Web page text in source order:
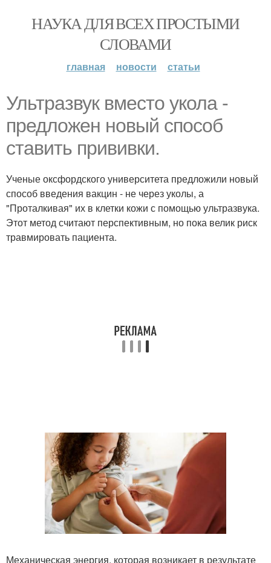
НАУКА ДЛЯ ВСЕХ ПРОСТЫМИ
СЛОВАМИ
главная новости статьи
Ультразвук вместо укола -
предложен новый способ
ставить прививки.
Ученые оксфордского университета предложили новый
способ введения вакцин - не через уколы, а
"Проталкивая" их в клетки кожи с помощью ультразвука.
Этот метод считают перспективным, но пока велик риск
травмировать пациента.
Механическая энергия, которая возникает в результате